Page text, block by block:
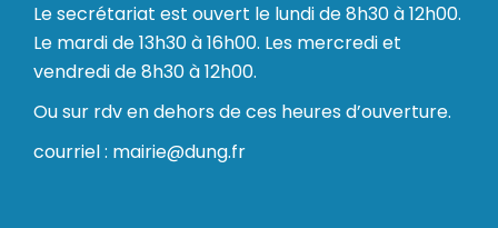
Le secrétariat est ouvert le lundi de 8h30 à 12h00.
Le mardi de 13h30 à 16h00. Les mercredi et
vendredi de 8h30 à 12h00.
Ou sur rdv en dehors de ces heures d’ouverture.
courriel : mairie@dung.fr